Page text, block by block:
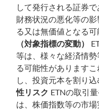
して発行される証券
財務状況の悪化等の
る又は無価値となる可
（対象指標の変動）
等は、様々な経済情
る可能性があります
し、投資元本を割り込
性リスク ETNの取引
は、株価指数等の市